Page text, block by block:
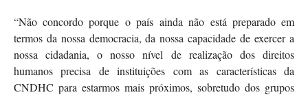
“Não concordo porque o país ainda não está preparado em
termos da nossa democracia, da nossa capacidade de exercer a
nossa cidadania, o nosso nível de realização dos direitos
humanos precisa de instituições com as características da
CNDHC para estarmos mais próximos, sobretudo dos grupos